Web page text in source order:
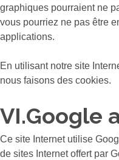
graphiques pourraient ne
vous pourriez ne pas être
applications.
En utilisant notre site
nous faisons des cookies.
VI.Google
Ce site Internet utilise
de sites Internet offert par